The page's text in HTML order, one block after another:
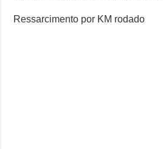
Ressarcimento por KM rodado